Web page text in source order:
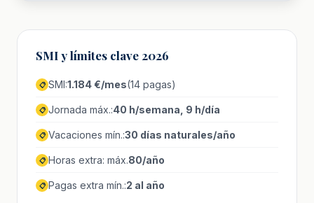
SMI y límites clave 2026
📋 SMI:1.184 €/mes(14 pagas)
📋 Jornada máx.:40 h/semana, 9 h/día
📋 Vacaciones mín.:30 días naturales/año
📋 Horas extra: máx.80/año
📋 Pagas extra mín.:2 al año